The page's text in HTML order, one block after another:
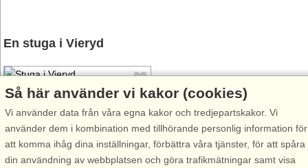
En stuga i Vieryd
Stugnr: 56907
Så här använder vi kakor (cookies)
Vi använder data från våra egna kakor och tredjepartskakor. Vi
använder dem i kombination med tillhörande personlig information för
att komma ihåg dina inställningar, förbättra våra tjänster, för att spåra
din användning av webbplatsen och göra trafikmätningar samt visa